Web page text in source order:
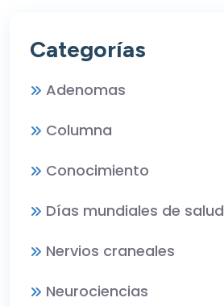
Categorías
Adenomas
Columna
Conocimiento
Días mundiales de salud
Nervios craneales
Neurociencias